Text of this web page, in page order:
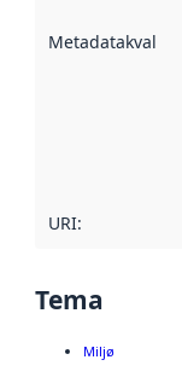
Metadatakvalitet
URI:
Tema
Miljø